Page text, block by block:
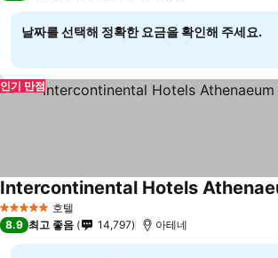
날짜를 선택해 정확한 요금을 확인해 주세요.
인기 만점
5 성급 호텔
8.9 최고 좋음 14,797 아테네